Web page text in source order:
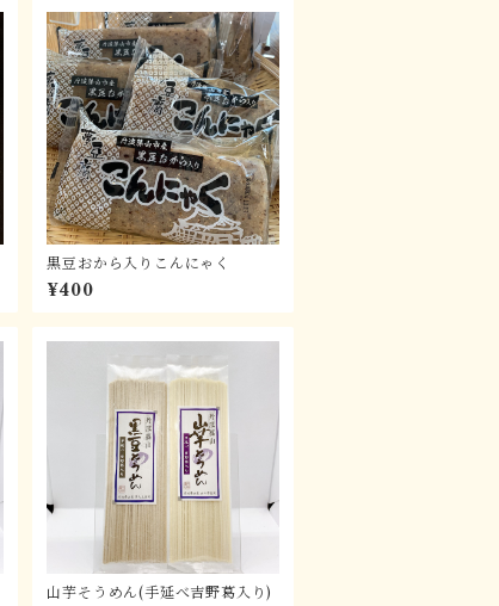
黒豆おから入りこんにゃく
¥400
山芋そうめん(手延べ吉野葛入り)